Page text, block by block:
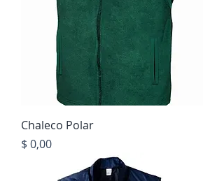
Chaleco Polar
Precio
$ 0,00